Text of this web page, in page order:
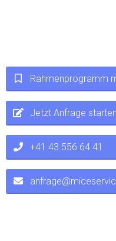
Rahmenprogramm
Jetzt Anfrage starten
+41 43 556 64 41